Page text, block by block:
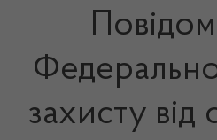
Федеральної
захисту від